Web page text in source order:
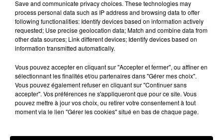
100%
100% Radio l'agenda du sud Tarn
19 juin 2025 - 1 min 15 sec
L'AGENDA DU SUD TARN DU 19/06/2025 À
06H46
L'AGENDA DU SUD TARN
Save and communicate privacy choices. These technologies may
process personal data such as IP address and browsing data to offer
following functionalities: Identify devices based on information actively
requested; Use precise geolocation data; Match and combine data from
other data sources; Link different devices; Identify devices based on
information transmitted automatically.
Vous pouvez accepter en cliquant sur "Accepter et fermer", ou affiner en
sélectionnant les finalités et/ou partenaires dans "Gérer mes choix".
Vous pouvez également refuser en cliquant sur "Continuer sans
accepter". Vos préférences ne s'appliqueront que pour ce site. Vous
pouvez mettre à jour vos choix, ou retirer votre consentement à tout
moment via le lien "Gérer les cookies" situé en bas de chaque page.